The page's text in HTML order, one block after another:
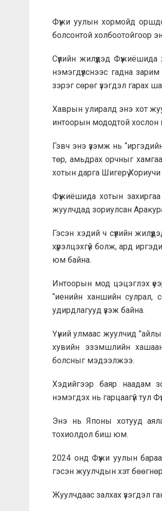
Фүжи уулын хормойд
болсонтой холбоотойгоор
Сүүлийн жилүүдэд
нэмэгдүүлснээс гадна
зэрэг сөрөг үзэгдэл гарах
Хаврын улиралд энэ хот
интоорын мододтой хослон
Гэвч энэ үзэмж нь
төр, амьдрах орчныг
хотын дарга Шигерү
Фүжиёшида хотын
жуулчдад зориулсан
Гэсэн хэдий ч сүүлийн
хүрэлцэхгүй болж, ард
юм байна.
Интоорын мод цэцэглэх
“иенийн ханшийн сулрал,
удирдлагууд үзэж байна.
Үүний улмаас жуулчид
хувийн эзэмшлийн
болсныг мэдээлжээ.
Хэдийгээр баяр наадам
нэмэгдэх нь гарцаагүй тул
Энэ нь Японы хотууд
тохиолдол биш юм.
2024 онд Фүжи уулын бараа
гэсэн жуулчдын хэт
Жуулчдаас залхах үзэгдэл